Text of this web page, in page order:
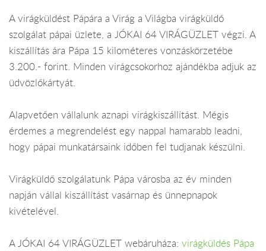
A virágküldést Pápára a Virág a Világba virágküldő
szolgálat pápai üzlete, a JÓKAI 64 VIRÁGÜZLET végzi. A
kiszállítás ára Pápa 15 kilométeres vonzáskörzetébe
3.200.- forint. Minden virágcsokorhoz ajándékba adjuk az
üdvözlőkártyát.
Alapvetően vállalunk aznapi virágkiszállítást. Mégis
érdemes a megrendelést egy nappal hamarabb leadni,
hogy pápai munkatársaink időben fel tudjanak készülni.
Virágküldő szolgálatunk Pápa városba az év minden
napján vállal kiszállítást vasárnap és ünnepnapok
kivételével.
A JÓKAI 64 VIRÁGÜZLET webáruháza: virágküldés Pápa